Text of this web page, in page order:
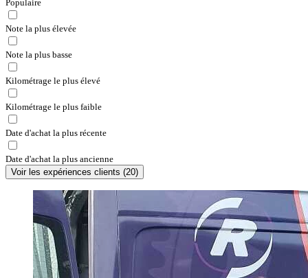
Populaire
Note la plus élevée
Note la plus basse
Kilométrage le plus élevé
Kilométrage le plus faible
Date d'achat la plus récente
Date d'achat la plus ancienne
Voir les expériences clients (20)